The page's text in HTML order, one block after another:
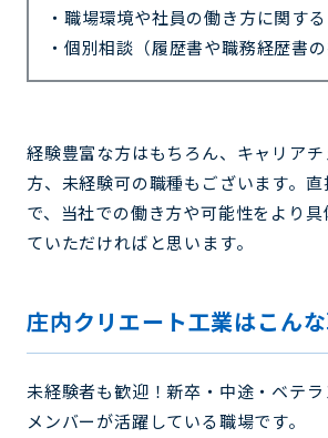
・職場環境や社員の働き方に関す
・個別相談（履歴書や職務経歴書の
経験豊富な方はもちろん、キャリア
方、未経験可の職種もございます。
で、当社での働き方や可能性をより
ていただければと思います。
庄内クリエート工業はこんな
未経験者も歓迎！新卒・中途・ベテ
メンバーが活躍している職場です。